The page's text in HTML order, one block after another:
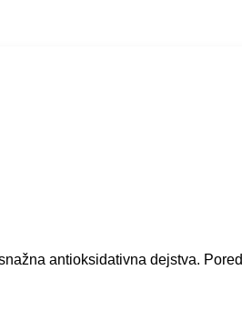
antioksidativna dejstva.